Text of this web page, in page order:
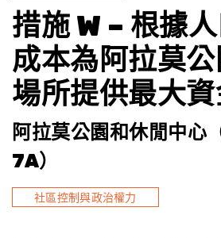
措施 W – 根據
成本為阿拉莫
場所提供最大
阿拉莫公園和休閒中心
7A）
社區控制與政治權力